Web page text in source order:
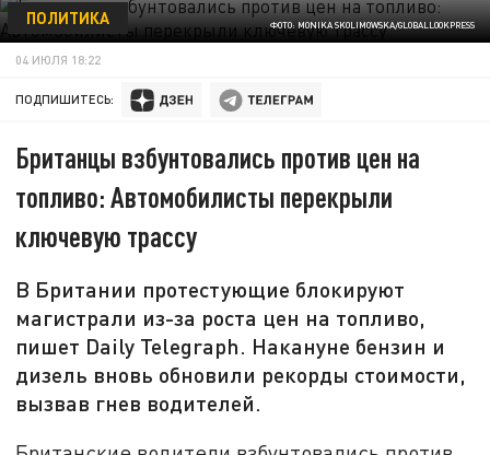
ФОТО: MONIKA SKOLIMOWSKA/GLOBALLOOKPRESS
ПОЛИТИКА
04 ИЮЛЯ 18:22
ПОДПИШИТЕСЬ:
Британцы взбунтовались против цен на
топливо: Автомобилисты перекрыли
ключевую трассу
В Британии протестующие блокируют
магистрали из-за роста цен на топливо,
пишет Daily Telegraph. Накануне бензин и
дизель вновь обновили рекорды стоимости,
вызвав гнев водителей.